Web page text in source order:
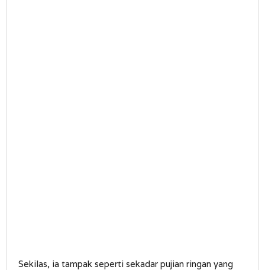
Sekilas, ia tampak seperti sekadar pujian ringan yang